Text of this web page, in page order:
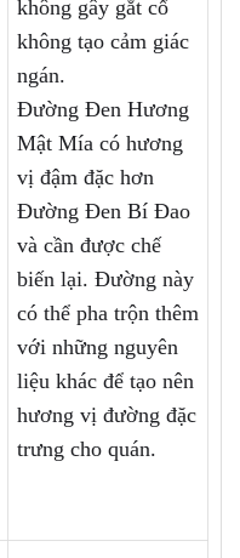
không gây gắt cổ
không tạo cảm giác
ngán.
Đường Đen Hương
Mật Mía có hương
vị đậm đặc hơn
Đường Đen Bí Đao
và cần được chế
biến lại. Đường này
có thể pha trộn thêm
với những nguyên
liệu khác để tạo nên
hương vị đường đặc
trưng cho quán.